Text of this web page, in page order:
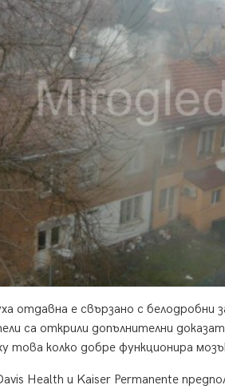
отдавна е свързано с белодробни
са открили допълнителни
това колко добре функционира
Health и Kaiser Permanente